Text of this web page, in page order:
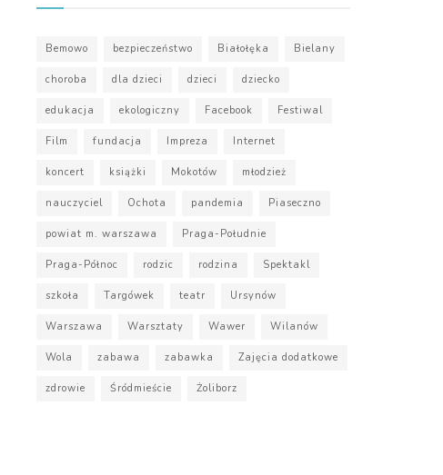
Bemowo bezpieczeństwo Białołęka Bielany
choroba dla dzieci dzieci dziecko
edukacja ekologiczny Facebook Festiwal
Film fundacja Impreza Internet
koncert książki Mokotów młodzież
nauczyciel Ochota pandemia Piaseczno
powiat m. warszawa Praga-Południe
Praga-Północ rodzic rodzina Spektakl
szkoła Targówek teatr Ursynów
Warszawa Warsztaty Wawer Wilanów
Wola zabawa zabawka Zajęcia dodatkowe
zdrowie Śródmieście Żoliborz